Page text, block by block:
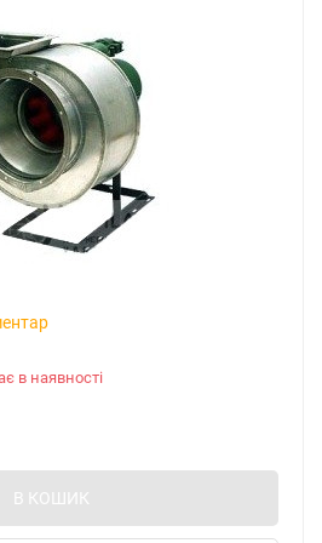
в наявності
В КОШИК